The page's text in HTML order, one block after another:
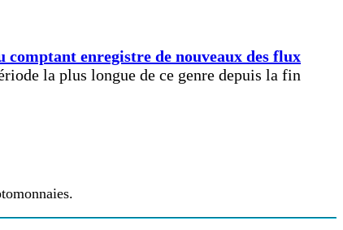
enregistre de nouveaux des flux
la plus longue de ce genre depuis la fin